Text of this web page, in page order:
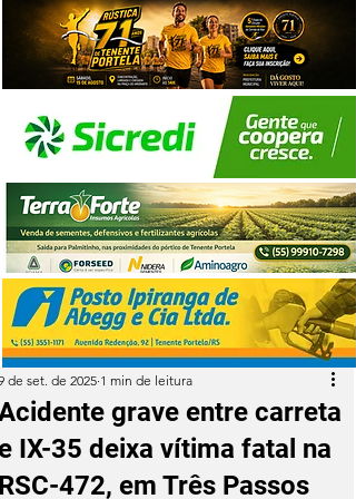
grave entre carreta
IX-35 deixa vítima fatal na
472, em Três Passos
de set. de 2025 1 min de leitura